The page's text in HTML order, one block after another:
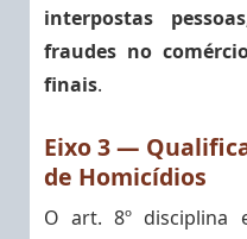
interpostas
fraudes no
finais.
Eixo 3 —
de Homicídios
O art. 8º disciplina